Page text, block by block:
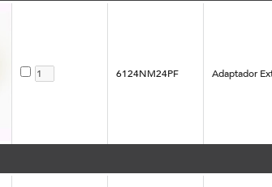
6124NM24PF Adaptador